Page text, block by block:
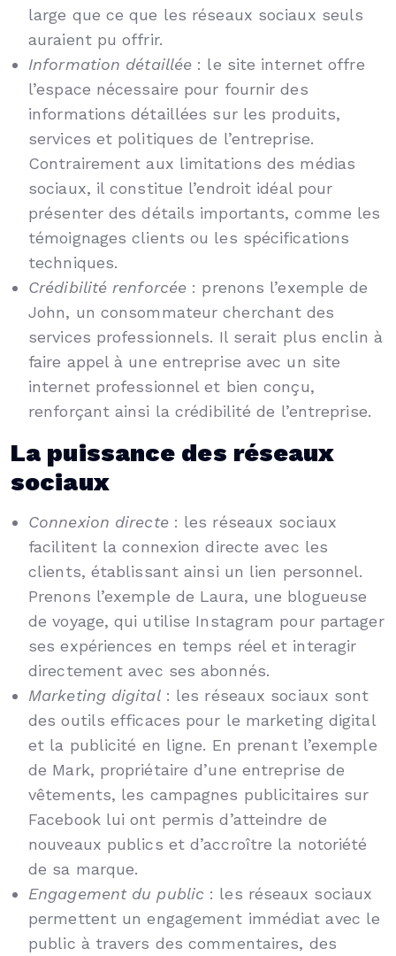
large que ce que les réseaux sociaux seuls
auraient pu offrir.
Information détaillée : le site internet offre
l’espace nécessaire pour fournir des
informations détaillées sur les produits,
services et politiques de l’entreprise.
Contrairement aux limitations des médias
sociaux, il constitue l’endroit idéal pour
présenter des détails importants, comme les
témoignages clients ou les spécifications
techniques.
Crédibilité renforcée : prenons l’exemple de
John, un consommateur cherchant des
services professionnels. Il serait plus enclin à
faire appel à une entreprise avec un site
internet professionnel et bien conçu,
renforçant ainsi la crédibilité de l’entreprise.
La puissance des réseaux
sociaux
Connexion directe: les réseaux sociaux
facilitent la connexion directe avec les
clients, établissant ainsi un lien personnel.
Prenons l’exemple de Laura, une blogueuse
de voyage, qui utilise Instagram pour partager
ses expériences en temps réel et interagir
directement avec ses abonnés.
Marketing digital: les réseaux sociaux sont
des outils efficaces pour le marketing digital
et la publicité en ligne. En prenant l’exemple
de Mark, propriétaire d’une entreprise de
vêtements, les campagnes publicitaires sur
Facebook lui ont permis d’atteindre de
nouveaux publics et d’accroître la notoriété
de sa marque.
Engagement du public : les réseaux sociaux
permettent un engagement immédiat avec le
public à travers des commentaires, des